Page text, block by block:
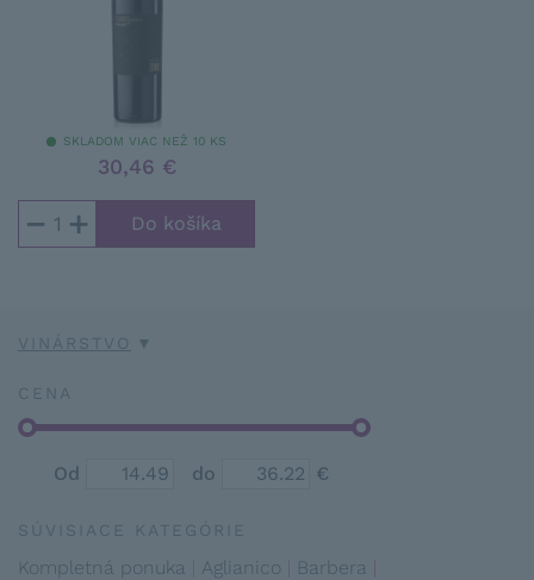
SKLADOM VIAC NEŽ 10 KS
30,46 €
− +
VINÁRSTVO
CENA
Od do €
SÚVISIACE KATEGÓRIE
Kompletná ponuka Aglianico
Barbera